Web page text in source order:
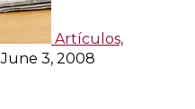
Artículos,
June 3, 2008